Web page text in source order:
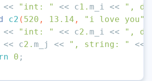
<<
"int: " << c1. m_i <<
",
c2 ( 520 , 13.14 , "i love you"
<<
"int: " << c2. m_i <<
",
<< c
2. m_j << ", string: "
<<
0 ;